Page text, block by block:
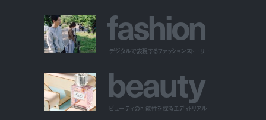
fashion
デジタルで表現するファッションストーリー
beauty
ビューティの可能性を探るエディトリアル